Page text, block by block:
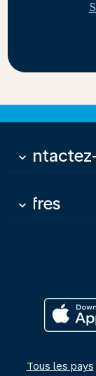
keyboard_arrow_down
Offres
keyboard_arrow_down
Tous les pays